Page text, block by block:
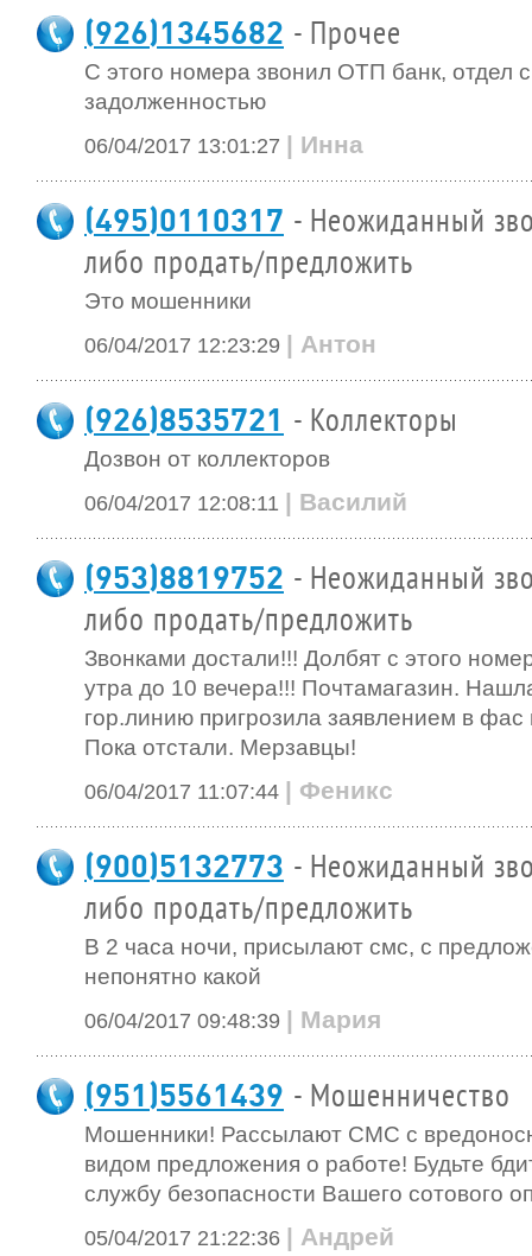
(926)1345682 - Прочее
С этого номера звонил ОТП банк, отдел
задолженностью
06/04/2017 13:01:27 | Инна
(495)0110317 - Неожиданный
либо продать/предложить
Это мошенники
06/04/2017 12:23:29 | Антон
(926)8535721 - Коллекторы
Дозвон от коллекторов
06/04/2017 12:08:11 | Василий
(953)8819752 - Неожиданный
либо продать/предложить
Звонками достали!!! Долбят с этого
утра до 10 вечера!!! Почтамагазин.
гор.линию пригрозила заявлением в
Пока отстали. Мерзавцы!
06/04/2017 11:07:44 | Феникс
(900)5132773 - Неожиданный
либо продать/предложить
В 2 часа ночи, присылают смс, с
непонятно какой
06/04/2017 09:48:39 | Мария
(951)5561439 - Мошенничество
Мошенники! Рассылают СМС с
видом предложения о работе! Будьте
службу безопасности Вашего сотового
05/04/2017 21:22:36 | Андрей